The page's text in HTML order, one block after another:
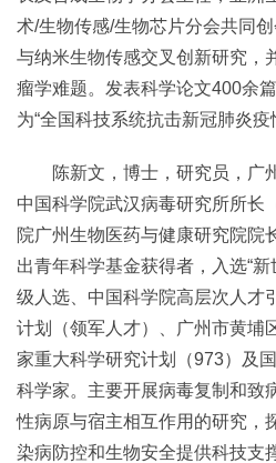
术/生物传感/生物芯片分会共同
与纳米生物传感交叉创新研究，
瘤学难题。发表科学论文400余
为“全国科技系统抗击新冠肺炎疫
陈新文，博士，研究员，广
中国科学院武汉病毒研究所所长
院广州生物医药与健康研究院院
出青年科学基金获得者，入选“
级人选、中国科学院高层次人才
计划（领军人才）、广州市黄埔
家重大科学研究计划（973）及
科学家。主要开展病毒复制和致
性病原与宿主相互作用的研究，
染病防控和生物安全提供科技支